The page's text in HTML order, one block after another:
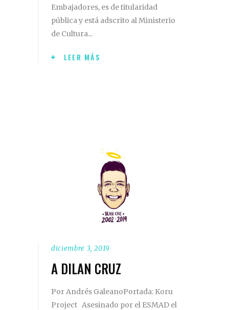
Embajadores, es de titularidad
pública y está adscrito al Ministerio
de Cultura
LEER MÁS
diciembre 3, 2019
A DILAN CRUZ
Por Andrés GaleanoPortada: Koru
Project Asesinado por el ESMAD el